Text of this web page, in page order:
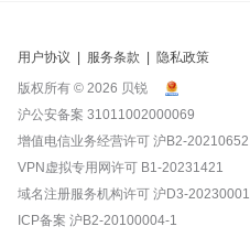
钻石VIP
远程协助
报告漏洞
贝锐花生壳管理
贝锐洋葱头管理
域名管理
账号信息
产品续费
我的订单
用户协议 服务条款
隐私政策
版权所有 © 2026 贝锐
沪公安备案 31011002000069
增值电信业务经营许可 沪B2-20210652
VPN虚拟专用网许可 B1-20231421
域名注册服务机构许可 沪D3-20230001
ICP备案 沪B2-20100004-1